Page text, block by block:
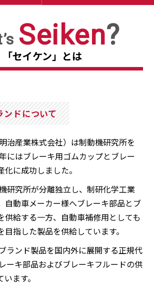
Seiken?
「セイケン」とは
ドについて
治産業株式会社）は制動機研究所を
にはブレーキ用ゴムカップとブレー
に成功しました。
研究所が分離独立し、制研化学工業
自動車メーカー様へブレーキ部品とブ
供給する一方、自動車補修用としても
指した製品を供給しています。
ランド製品を国内外に展開する正規代
ーキ部品およびブレーキフルードの供
ます。